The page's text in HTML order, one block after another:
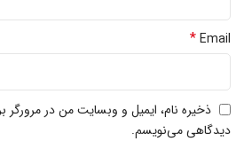
Email
*
ذخیره نام، ایمیل و وبسایت من در مرورگر
دیدگاهی می‌نویسم.